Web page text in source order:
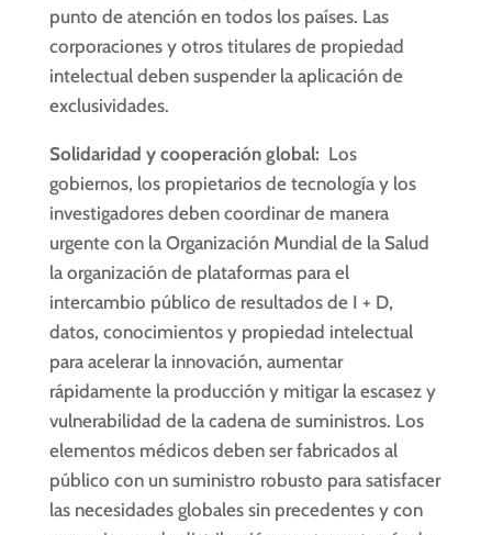
punto de atención en todos los países. Las
corporaciones y otros titulares de propiedad
intelectual deben suspender la aplicación de
exclusividades.
Solidaridad y cooperación global: Los
gobiernos, los propietarios de tecnología y los
investigadores deben coordinar de manera
urgente con la Organización Mundial de la Salud
la organización de plataformas para el
intercambio público de resultados de I + D,
datos, conocimientos y propiedad intelectual
para acelerar la innovación, aumentar
rápidamente la producción y mitigar la escasez y
vulnerabilidad de la cadena de suministros. Los
elementos médicos deben ser fabricados al
público con un suministro robusto para satisfacer
las necesidades globales sin precedentes y con